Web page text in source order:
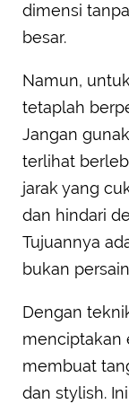
dimensi
besar.
Namun,
tetaplah
Jangan
terlihat
jarak yang
dan hindari
Tujuannya
bukan
Dengan
menciptakan
membuat
dan stylish.